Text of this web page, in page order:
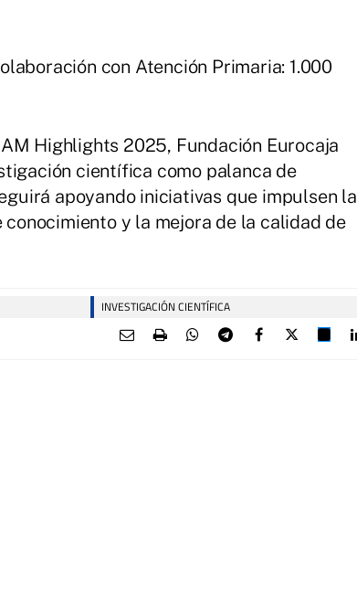
con Atención Primaria: 1.000
Highlights 2025, Fundación Eurocaja
científica como palanca de
apoyando iniciativas que impulsen la
y la mejora de la calidad de
INVESTIGACIÓN CIENTÍFICA